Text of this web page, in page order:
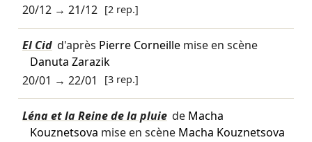
20/12→ 21/12 [2 rep.]
El Cid d'après Pierre Corneillemise en scène
Danuta Zarazik
20/01 → 22/01 [3 rep.]
Léna et la Reine de la pluie de Macha
Kouznetsova mise en scène Macha Kouznetsova